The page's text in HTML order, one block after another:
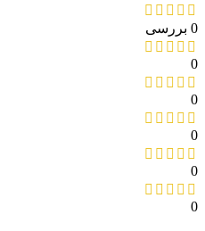
0 بررسی
0
0
0
0
0